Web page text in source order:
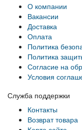
О компании
Вакансии
Доставка
Оплата
Политика
Политика
Согласие на
Условия
Служба поддержки
Контакты
Возврат товара